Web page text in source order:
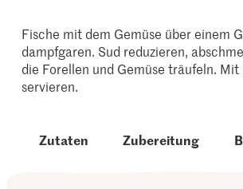
Fische mit dem Gemüse über einem
dampfgaren. Sud reduzieren,
die Forellen und Gemüse träufeln.
servieren.
Zutaten Zubereitung